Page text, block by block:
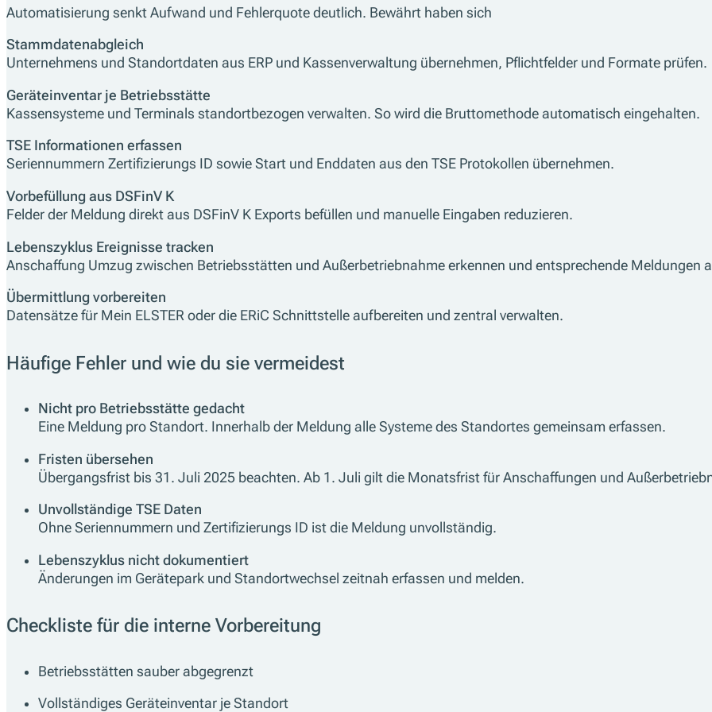
Automatisierung senkt Aufwand und Fehlerquote deutlich. Bewährt haben sich
Stammdatenabgleich
Unternehmens und Standortdaten aus ERP und Kassenverwaltung übernehmen, Pflichtfelder und Formate prüfen.
Geräteinventar je Betriebsstätte
Kassensysteme und Terminals standortbezogen verwalten. So wird die Bruttomethode automatisch eingehalten.
TSE Informationen erfassen
Seriennummern Zertifizierungs ID sowie Start und Enddaten aus den TSE Protokollen übernehmen.
Vorbefüllung aus DSFinV K
Felder der Meldung direkt aus DSFinV K Exports befüllen und manuelle Eingaben reduzieren.
Lebenszyklus Ereignisse tracken
Anschaffung Umzug zwischen Betriebsstätten und Außerbetriebnahme erkennen und entsprechende Meldungen
Übermittlung vorbereiten
Datensätze für Mein ELSTER oder die ERiC Schnittstelle aufbereiten und zentral verwalten.
Häufige Fehler und wie du sie vermeidest
Nicht pro Betriebsstätte gedacht
Eine Meldung pro Standort. Innerhalb der Meldung alle Systeme des Standortes gemeinsam erfassen.
Fristen übersehen
Übergangsfrist bis 31. Juli 2025 beachten. Ab 1. Juli gilt die Monatsfrist für Anschaffungen und
Unvollständige TSE Daten
Ohne Seriennummern und Zertifizierungs ID ist die Meldung unvollständig.
Lebenszyklus nicht dokumentiert
Änderungen im Gerätepark und Standortwechsel zeitnah erfassen und melden.
Checkliste für die interne Vorbereitung
Betriebsstätten sauber abgegrenzt
Vollständiges Geräteinventar je Standort